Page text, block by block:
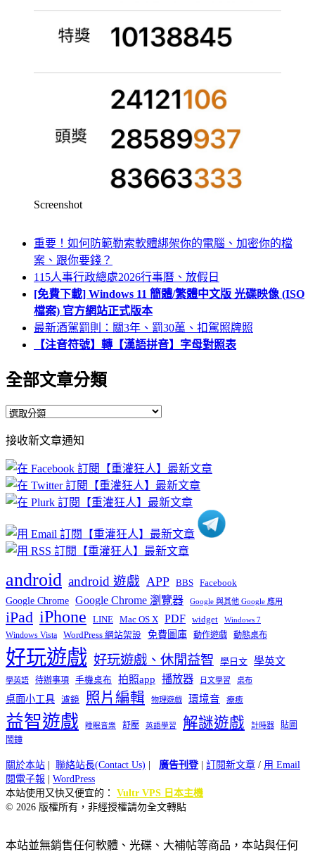
Screenshot
重要！如何防範勒索軟體綁架你的電腦、加密你的檔
案、跟你要錢？
115人事行政總處2026行事曆、放假日
[免費下載] Windows 11 簡體/繁體中文版 光碟映像 (ISO
檔案) 官方網站正式版本
最新酒駕罰則：關3年、罰30萬、扣駕照牌照
【注音符號】轉【漢語拼音】字母對照表
全部文章分類
全
文
章
分
類
接收新文章通知
android android 遊戲 APP BBS Facebook
Google Chrome Google Chrome 瀏覽器 Google 與其他 Google 應用
iPad iPhone LINE Mac OS X PDF widget Windows 7
Windows Vista WordPress 網站架設 免費圖庫 動作遊戲 動態桌布
好玩遊戲 好玩遊戲、休閒益智 學日文 學英文
學英語 待辦事項 手機桌布 拍照app 播放器 日文學習 桌布
桌面小工具 濾鏡 照片編輯 物理遊戲 環境音 療癒
益智遊戲 睡眠音樂 舒壓 英語學習 解謎遊戲 計時器
貼圖
鬧鐘
關於本站 聯絡站長(Contact Us) 廣告刊登| 訂閱新文章 / 用 Email
閱電子報
WordPress
本站使用又快又便宜的： Vultr VPS 日本主機
© 2026 版權所有，非經授權請勿全文轉貼
本站並無銷售任何軟體、光碟、大補帖等商品，本站與任何